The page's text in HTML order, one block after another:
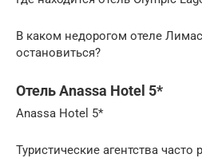
В каком недорогом отеле
остановиться?
Отель Anassa Hotel 5*
Anassa Hotel 5*
Туристические агентства